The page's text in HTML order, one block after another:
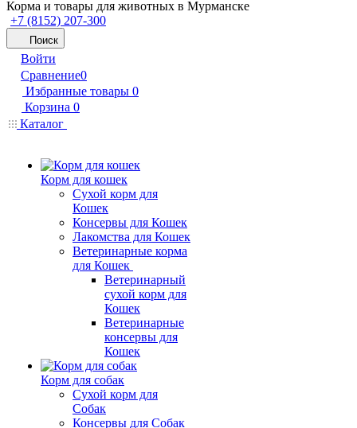
Корма и товары для животных в Мурманске
+7 (8152) 207-300
Поиск
Войти
Сравнение0
Избранные товары 0
Корзина 0
Каталог
Корм для кошек
Сухой корм для
Кошек
Консервы для Кошек
Лакомства для Кошек
Ветеринарные корма
для Кошек
Ветеринарный
сухой корм для
Кошек
Ветеринарные
консервы для
Кошек
Корм для собак
Сухой корм для
Собак
Консервы для Собак